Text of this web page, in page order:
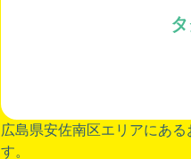
広島県安佐南区エリアにあ
す。